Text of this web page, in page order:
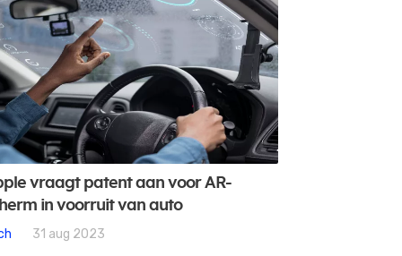
vraagt patent aan voor AR-
in voorruit van auto
31 aug 2023